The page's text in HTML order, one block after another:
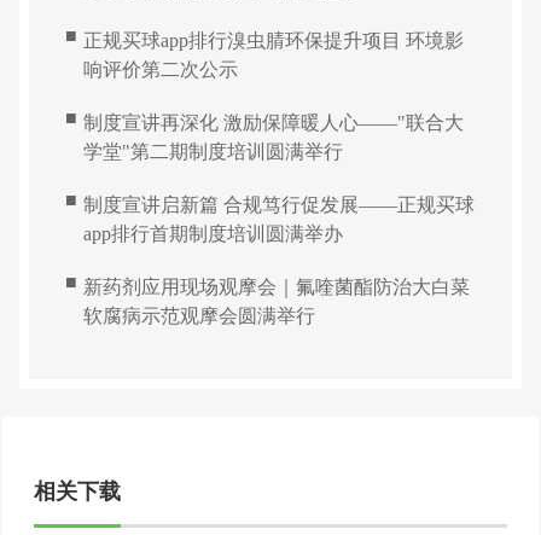
■ 正规买球app排行溴虫腈环保提升项目 环境影
响评价第二次公示
■ 制度宣讲再深化 激励保障暖人心——"联合大
学堂"第二期制度培训圆满举行
■ 制度宣讲启新篇 合规笃行促发展——正规买球
app排行首期制度培训圆满举办
■ 新药剂应用现场观摩会｜氟喹菌酯防治大白菜
软腐病示范观摩会圆满举行
相关下载